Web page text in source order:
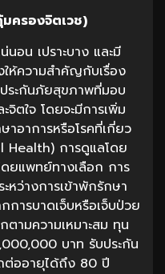
ครองจิตเวช)
อน เปราะบาง และมี
ห้ความสำคัญกับเรื่อง
ระกันภัยสุขภาพที่มอบ
ตใจ โดยจะมีการเพิ่ม
าอาการหรือโรคที่เกี่ยว
Health) การดูแลโดย
ดยแพทย์ทางเลือก การ
หว่างการเข้าพักรักษา
การบาดเจ็บหรือเจ็บป่วย
ตามความเหมาะสม ทุน
บาท รับประกัน
ต่ออายุได้ถึง 80 ปี